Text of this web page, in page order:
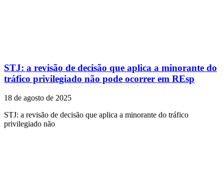
STJ: a revisão de decisão que aplica a minorante do
tráfico privilegiado não pode ocorrer em REsp
18 de agosto de 2025
STJ: a revisão de decisão que aplica a minorante do tráfico
privilegiado não